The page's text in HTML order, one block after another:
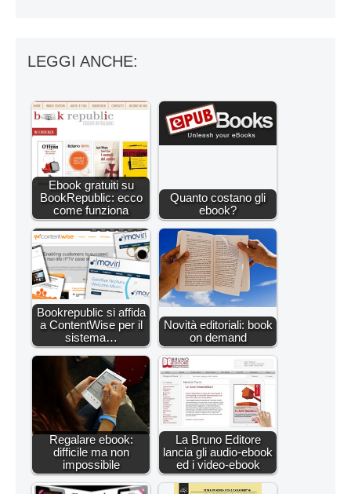
LEGGI ANCHE:
Ebook gratuiti su
BookRepublic: ecco
come funziona
Quanto costano gli
ebook?
Bookrepublic si affida
a ContentWise per il
sistema…
Novità editoriali: book
on demand
Regalare ebook:
difficile ma non
impossibile
La Bruno Editore
lancia gli audio-ebook
ed i video-ebook